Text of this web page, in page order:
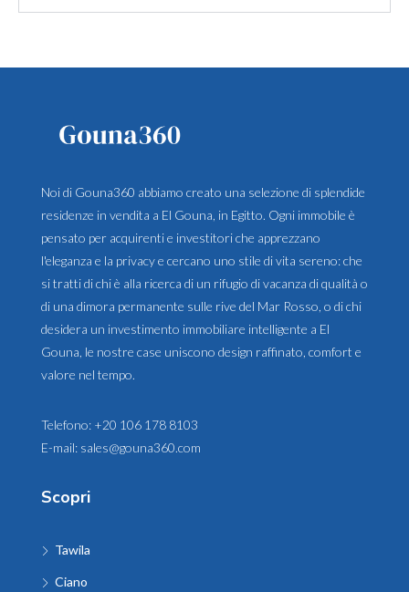
Noi di Gouna360 abbiamo creato una selezione di splendide
residenze in vendita a El Gouna, in Egitto. Ogni immobile è
pensato per acquirenti e investitori che apprezzano
l'eleganza e la privacy e cercano uno stile di vita sereno: che
si tratti di chi è alla ricerca di un rifugio di vacanza di qualità o
di una dimora permanente sulle rive del Mar Rosso, o di chi
desidera un investimento immobiliare intelligente a El
Gouna, le nostre case uniscono design raffinato, comfort e
valore nel tempo.
Telefono: +20 106 178 8103
E-mail: sales@gouna360.com
Scopri
Tawila
Ciano